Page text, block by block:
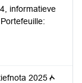
informatieve
2025 /